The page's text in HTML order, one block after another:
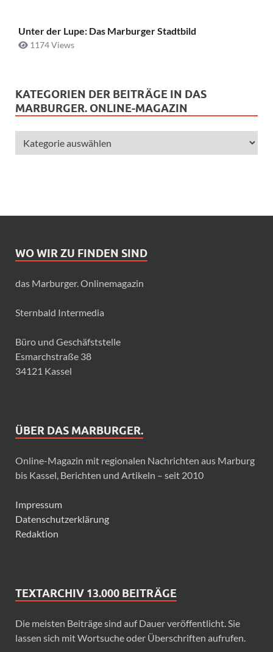
Unter der Lupe: Das Marburger Stadtbild
1174 Views
KATEGORIEN DER BEITRÄGE IN DAS
MARBURGER. ONLINE-MAGAZIN
WO WIR ZU FINDEN SIND
das Marburger. Onlinemagazin
Sternbald Intermedia
Büro und Geschäfststelle
Esmarchstraße 38
34121 Kassel
ÜBER DAS MARBURGER.
Online-Magazin mit regionalen Nachrichten aus Marburg
bis Kassel, Berichten und Artikeln – seit 2010
Impressum
Datenschutzerklärung
Redaktion
TEXTARCHIV 13.000 BEITRÄGE
Die meisten Beiträge sind auf Dauer veröffentlicht. Sie
lassen sich mit Wortsuche oder Überschriften aufrufen.